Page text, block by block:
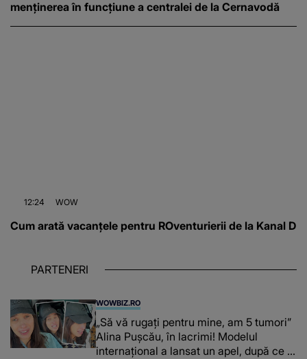
menținerea în funcțiune a centralei de la Cernavodă
12:24 WOW
Cum arată vacanțele pentru ROventurierii de la Kanal D
PARTENERI
WOWBIZ.RO
„Să vă rugați pentru mine, am 5 tumori”
Alina Pușcău, în lacrimi! Modelul
internațional a lansat un apel, după ce a